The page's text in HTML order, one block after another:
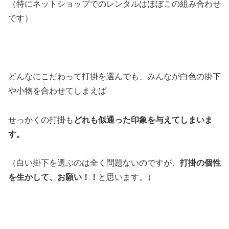
（特にネットショップでのレンタルはほぼこの組み合わせ
です）
どんなにこだわって打掛を選んでも、みんなが白色の掛下
や小物を合わせてしまえば
せっかくの打掛も どれも似通った印象を与えてしまいま
す。
（白い掛下を選ぶのは全く問題ないのですが、 打掛の個性
を生かして、お願い！！ と思います。）